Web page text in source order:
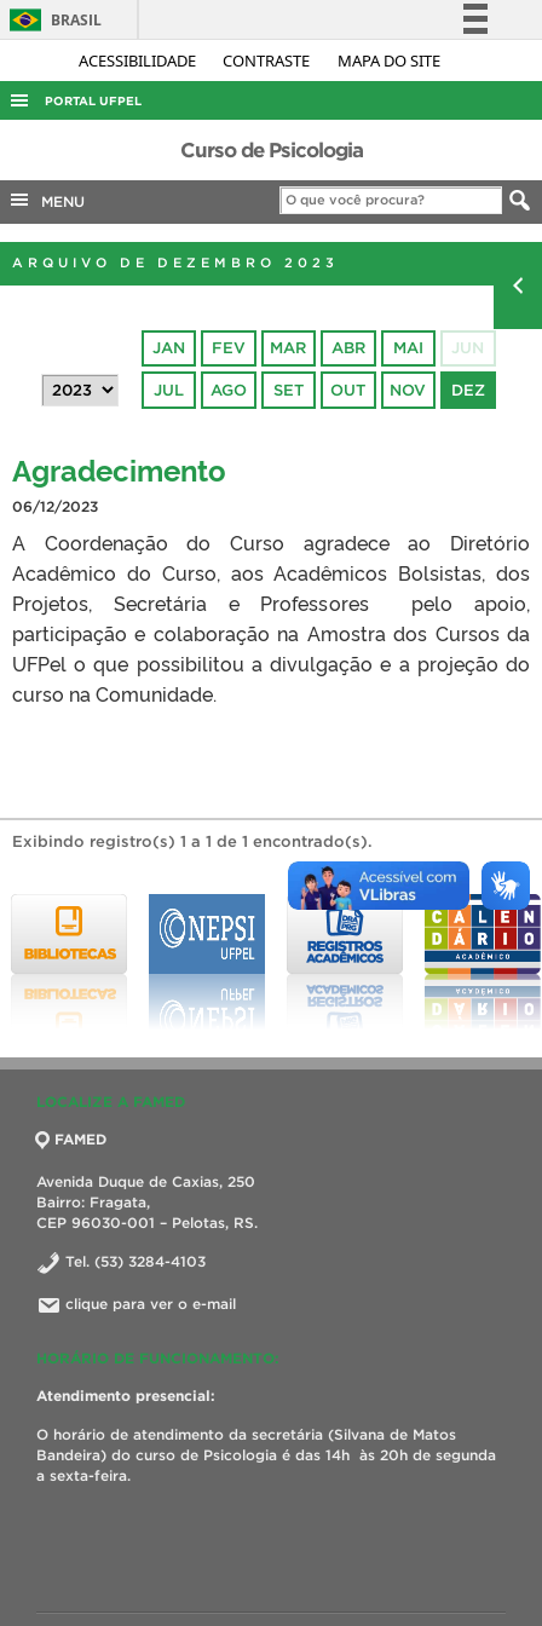
ACESSIBILIDADE CONTRASTE MAPA DO SITE
BRASIL
Simplifique!
Acesso à informação
Legislação
Canais
PORTAL UFPEL
ACESSO À INFORMAÇÃO
AUDITORIA
COBALTO
CONCURSOS
OUVIDORIA
TELEFONES
Curso de Psicologia
MENU
ARQUIVO DE DEZEMBRO 2023
JAN FEV MAR ABR MAI JUN
JUL AGO SET OUT NOV DEZ
Agradecimento
06/12/2023
A Coordenação do Curso agradece ao Diretório
Acadêmico do Curso, aos Acadêmicos Bolsistas, dos
Projetos, Secretária e Professores pelo apoio,
participação e colaboração na Amostra dos Cursos da
UFPel o que possibilitou a divulgação e a projeção do
curso na Comunidade.
Exibindo registro(s) 1 a 1 de 1 encontrado(s).
LOCALIZE A FAMED
FAMED
Avenida Duque de Caxias, 250
Bairro: Fragata,
CEP 96030-001 – Pelotas, RS.
Tel. (53) 3284-4103
clique para ver o e-mail
HORÁRIO DE FUNCIONAMENTO:
Atendimento presencial:
O horário de atendimento da secretária (Silvana de Matos
Bandeira) do curso de Psicologia é das 14h às 20h de segunda
a sexta-feira.